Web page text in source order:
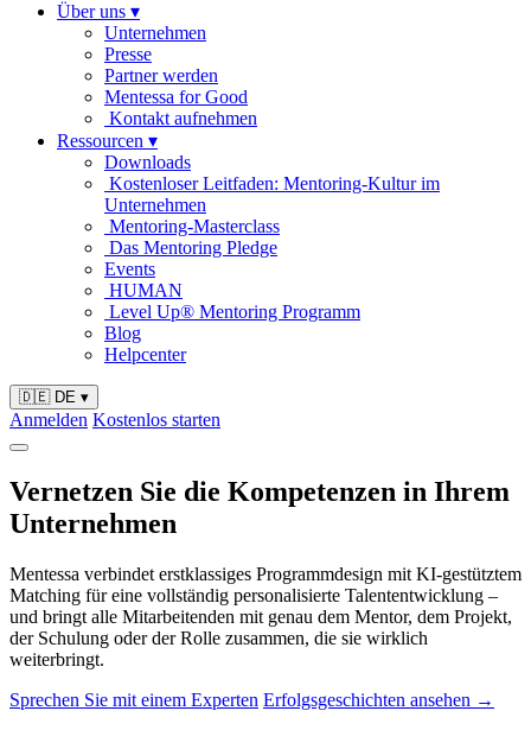
Über uns ▾
Unternehmen
Presse
Partner werden
Mentessa for Good
Kontakt aufnehmen
Ressourcen ▾
Downloads
Kostenloser Leitfaden: Mentoring-Kultur im
Unternehmen
Mentoring-Masterclass
Das Mentoring Pledge
Events
HUMAN
Level Up® Mentoring Programm
Blog
Helpcenter
🇩🇪 DE ▾
Anmelden Kostenlos starten
Vernetzen Sie die Kompetenzen in Ihrem
Unternehmen
Mentessa verbindet erstklassiges Programmdesign mit KI-gestütztem
Matching für eine vollständig personalisierte Talententwicklung –
und bringt alle Mitarbeitenden mit genau dem Mentor, dem Projekt,
der Schulung oder der Rolle zusammen, die sie wirklich
weiterbringt.
Sprechen Sie mit einem Experten Erfolgsgeschichten ansehen →